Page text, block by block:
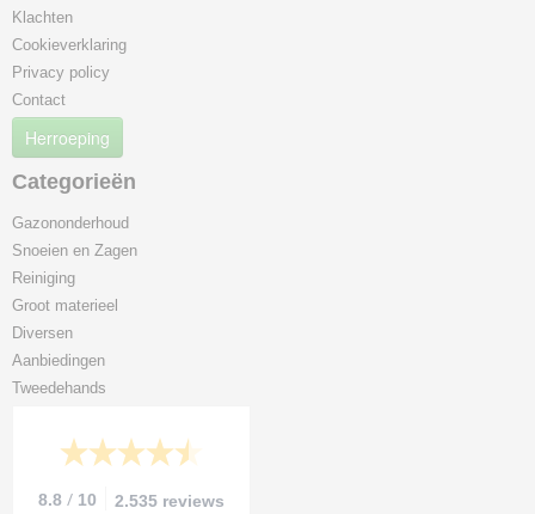
Klachten
Cookieverklaring
Privacy policy
Contact
Herroeping
Categorieën
Gazononderhoud
Snoeien en Zagen
Reiniging
Groot materieel
Diversen
Aanbiedingen
Tweedehands
8.8 / 10 2.535 reviews